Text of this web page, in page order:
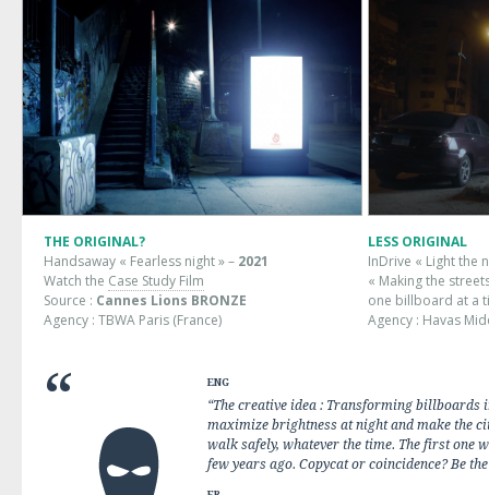
THE ORIGINAL?
Handsaway « Fearless night » – 2021
Watch the Case Study Film
Source : Cannes Lions BRONZE
Agency : TBWA Paris (France)
LESS ORIGINAL
InDrive « Light the
« Making the
one billboard at a
Agency : Havas
ENG
“The creative idea : Transforming billboards
maximize brightness at night and make the
walk safely, whatever the time. The first one
few years ago. Copycat or coincidence? Be